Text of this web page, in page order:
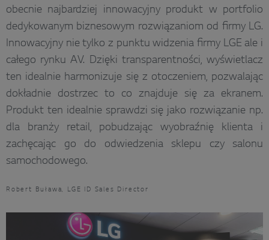
obecnie najbardziej innowacyjny produkt w portfolio
dedykowanym biznesowym rozwiązaniom od firmy LG.
Innowacyjny nie tylko z punktu widzenia firmy LGE ale i
całego rynku AV. Dzięki transparentności, wyświetlacz
ten idealnie harmonizuje się z otoczeniem, pozwalając
dokładnie dostrzec to co znajduje się za ekranem.
Produkt ten idealnie sprawdzi się jako rozwiązanie np.
dla branży retail, pobudzając wyobraźnię klienta i
zachęcając go do odwiedzenia sklepu czy salonu
samochodowego.
Robert Buława, LGE ID Sales Director